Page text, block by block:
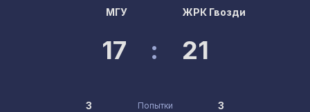
МГУ
17 : 21
ЖРК Гвозди
3 Попытки 3